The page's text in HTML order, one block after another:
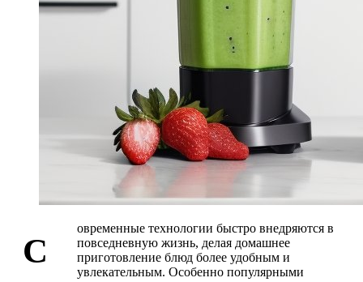
С
овременные технологии быстро внедряются в
повседневную жизнь, делая домашнее
приготовление блюд более удобным и
увлекательным. Особенно популярными